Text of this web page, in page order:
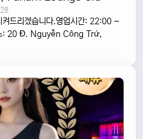
켜드리겠습니다.영업시간: 22:00 ~
: 20 Đ. Nguyễn Công Trứ,